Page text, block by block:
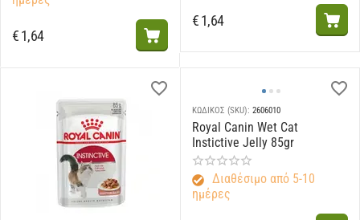
€1,64
€1,64
ΚΩΔΙΚΟΣ (SKU): 2606010
Royal Canin Wet Cat
Instictive Jelly 85gr
Διαθέσιμο από 5-10
ημέρες